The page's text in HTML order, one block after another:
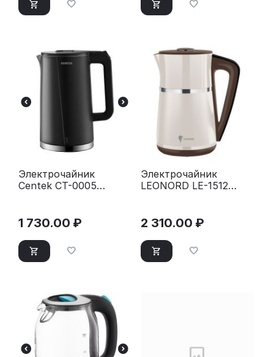
Электрочайник
Centek CT-0005
1 730.00 ₽
Электрочайник
LEONORD LE-1512
2 310.00 ₽